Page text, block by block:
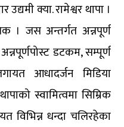
क्या. रामेश्वर थापा ।
। जस अन्तर्गत अन्नपूर्ण
डटकम, सम्पूर्ण
आधादर्जन मिडिया
स्वामित्वमा सिम्रिक
विभिन्न धन्दा चलिरहेका